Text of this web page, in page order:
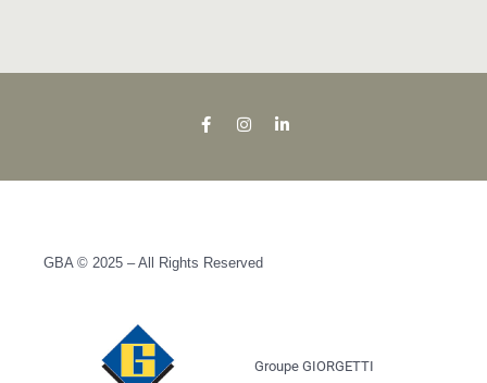
GBA © 2025 – All Rights Reserved
Groupe GIORGETTI